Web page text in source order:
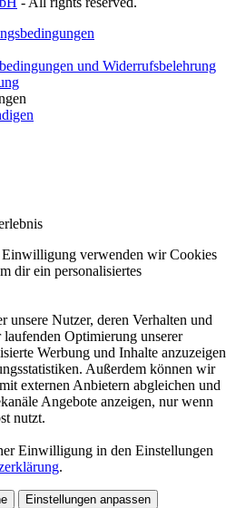
und Widerrufsbelehrung
verwenden wir Cookies
dir ein personalisiertes
unsere Nutzer, deren Verhalten und
Optimierung unserer
Werbung und Inhalte anzuzeigen
Außerdem können wir
externen Anbietern abgleichen und
Angebote anzeigen, nur wenn
nutzt.
Einwilligung in den Einstellungen
.
Einstellungen anpassen